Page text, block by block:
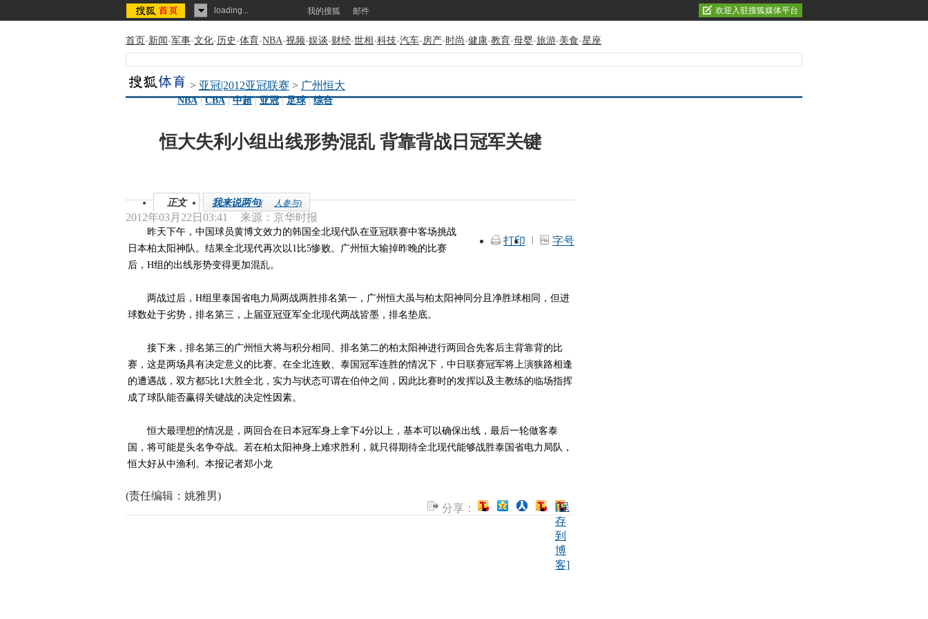
loading... 我的搜狐 邮件 欢迎入驻搜狐媒体平台
首页-新闻-军事-文化-历史-体育-NBA-视频-娱谈-财经-世相-科技-汽车-房产-时尚-健康-教育-母婴-旅游-美食-星座
> 亚冠|2012亚冠联赛 > 广州恒大
NBA|CBA|中超|亚冠|足球|综合
恒大失利小组出线形势混乱 背靠背战日冠军关键
正文 我来说两句( 人参与)
2012年03月22日03:41 来源： 京华时报
打印
字号
昨天下午，中国球员黄博文效力的韩国全北现代队在亚冠联赛中客场挑战
日本柏太阳神队。结果全北现代再次以1比5惨败。广州恒大输掉昨晚的比赛
后，H组的出线形势变得更加混乱。
两战过后，H组里泰国省电力局两战两胜排名第一，广州恒大虽与柏太阳神同分且净胜球相同，但进
球数处于劣势，排名第三，上届亚冠亚军全北现代两战皆墨，排名垫底。
接下来，排名第三的广州恒大将与积分相同、排名第二的柏太阳神进行两回合先客后主背靠背的比
赛，这是两场具有决定意义的比赛。在全北连败、泰国冠军连胜的情况下，中日联赛冠军将上演狭路相逢
的遭遇战，双方都5比1大胜全北，实力与状态可谓在伯仲之间，因此比赛时的发挥以及主教练的临场指挥
成了球队能否赢得关键战的决定性因素。
恒大最理想的情况是，两回合在日本冠军身上拿下4分以上，基本可以确保出线，最后一轮做客泰
国，将可能是头名争夺战。若在柏太阳神身上难求胜利，就只得期待全北现代能够战胜泰国省电力局队，
恒大好从中渔利。本报记者郑小龙
(责任编辑：姚雅男)
分享：
[保
存
到
博
客]